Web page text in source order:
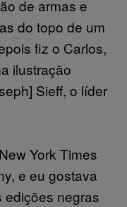
de armas e
do topo de um
fiz o Carlos,
ilustração
Sieff, o líder
York Times
e eu gostava
edições negras